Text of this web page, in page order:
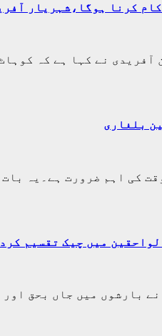
کرنا ہوگا،شہریار
نے کہا ہے کہ
بلغاری
کی اہم ضرورت ہے۔یہ
میں چیک تقسیم
بارشوں میں جاں بحق